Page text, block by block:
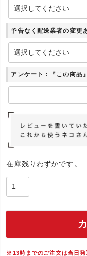
予告なく配送業者の変更
アンケート：『この商品
在庫残りわずかです。
※13時までのご注文は当日発